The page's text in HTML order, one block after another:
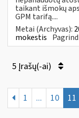
taikant išmokų
GPM tarifą....
Metai (Archyvas):
mokestis
5 Įrašų(-ai)
1 ... 10 11